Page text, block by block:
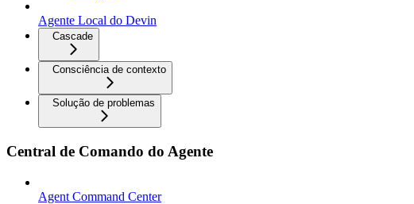
Agente Local do Devin
Cascade
Consciência de contexto
Solução de problemas
Central de Comando do Agente
Agent Command Center